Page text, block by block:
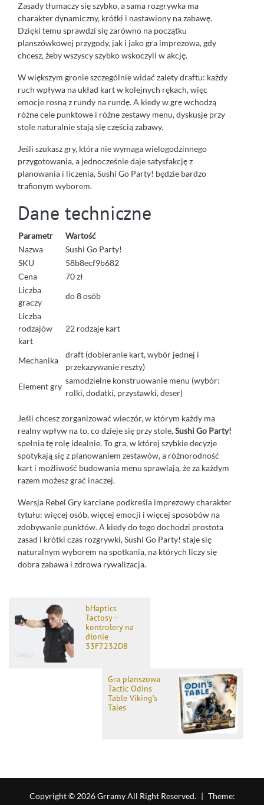
Zasady tłumaczy się szybko, a sama rozgrywka ma
charakter dynamiczny, krótki i nastawiony na zabawę.
Dzięki temu sprawdzi się zarówno na początku
planszówkowej przygody, jak i jako gra imprezowa, gdy
chcesz, żeby wszyscy szybko wskoczyli w akcję.
W większym gronie szczególnie widać zalety draftu: każdy
ruch wpływa na układ kart w kolejnych rękach, więc
emocje rosną z rundy na rundę. A kiedy w grę wchodzą
różne cele punktowe i różne zestawy menu, dyskusje przy
stole naturalnie stają się częścią zabawy.
Jeśli szukasz gry, która nie wymaga wielogodzinnego
przygotowania, a jednocześnie daje satysfakcję z
planowania i liczenia, Sushi Go Party! będzie bardzo
trafionym wyborem.
Dane techniczne
Parametr
Wartość
Nazwa
Sushi Go Party!
SKU
58b8ecf9b682
Cena
70 zł
Liczba
graczy
do 8 osób
Liczba
rodzajów
kart
22 rodzaje kart
Mechanika
draft (dobieranie kart, wybór jednej i
przekazywanie reszty)
Element gry
samodzielne konstruowanie menu (wybór:
rolki, dodatki, przystawki, deser)
Jeśli chcesz zorganizować wieczór, w którym każdy ma
realny wpływ na to, co dzieje się przy stole,Sushi Go Party!
spełnia tę rolę idealnie. To gra, w której szybkie decyzje
spotykają się z planowaniem zestawów, a różnorodność
kart i możliwość budowania menu sprawiają, że za każdym
razem możesz grać inaczej.
Wersja Rebel Gry karciane podkreśla imprezowy charakter
tytułu: więcej osób, więcej emocji i więcej sposobów na
zdobywanie punktów. A kiedy do tego dochodzi prostota
zasad i krótki czas rozgrywki, Sushi Go Party! staje się
naturalnym wyborem na spotkania, na których liczy się
dobra zabawa i zdrowa rywalizacja.
bHaptics
Tactosy –
kontrolery na
dłonie
33F7232D8
Gra planszowa
Tactic Odins
Table Viking’s
Tales
Copyright © 2026 Grramy All Right Reserved. | Theme: